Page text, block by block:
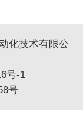
化技术有限公
号-1
号